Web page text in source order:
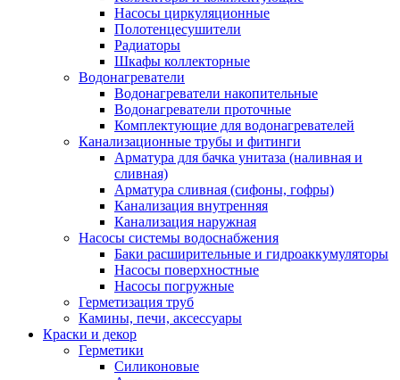
Насосы циркуляционные
Полотенцесушители
Радиаторы
Шкафы коллекторные
Водонагреватели
Водонагреватели накопительные
Водонагреватели проточные
Комплектующие для водонагревателей
Канализационные трубы и фитинги
Арматура для бачка унитаза (наливная и
сливная)
Арматура сливная (сифоны, гофры)
Канализация внутренняя
Канализация наружная
Насосы системы водоснабжения
Баки расширительные и гидроаккумуляторы
Насосы поверхностные
Насосы погружные
Герметизация труб
Камины, печи, аксессуары
Краски и декор
Герметики
Силиконовые